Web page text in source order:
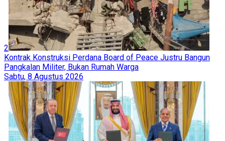
2
Kontrak Konstruksi Perdana Board of Peace Justru Bangun
Pangkalan Militer, Bukan Rumah Warga
Sabtu, 8 Agustus 2026